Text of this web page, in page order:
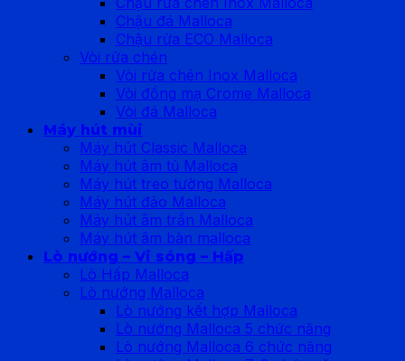
Chậu đá Malloca
Chậu rửa ECO Malloca
Vòi rửa chén
Vòi rửa chén Inox Malloca
Vòi đồng mạ Crome Malloca
Vòi đá Malloca
Máy hút mùi
Máy hút Classic Malloca
Máy hút âm tủ Malloca
Máy hút treo tường Malloca
Máy hút đảo Malloca
Máy hút âm trần Malloca
Máy hút âm bàn malloca
Lò nướng – Vi sóng – Hấp
Lò Hấp Malloca
Lò nướng Malloca
Lò nướng kết hợp Malloca
Lò nướng Malloca 5 chức năng
Lò nướng Malloca 6 chức năng